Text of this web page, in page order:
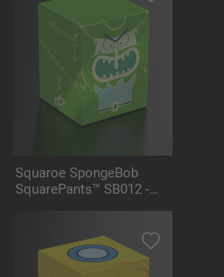
Squaroe SpongeBob
SquarePants™ SB012 -